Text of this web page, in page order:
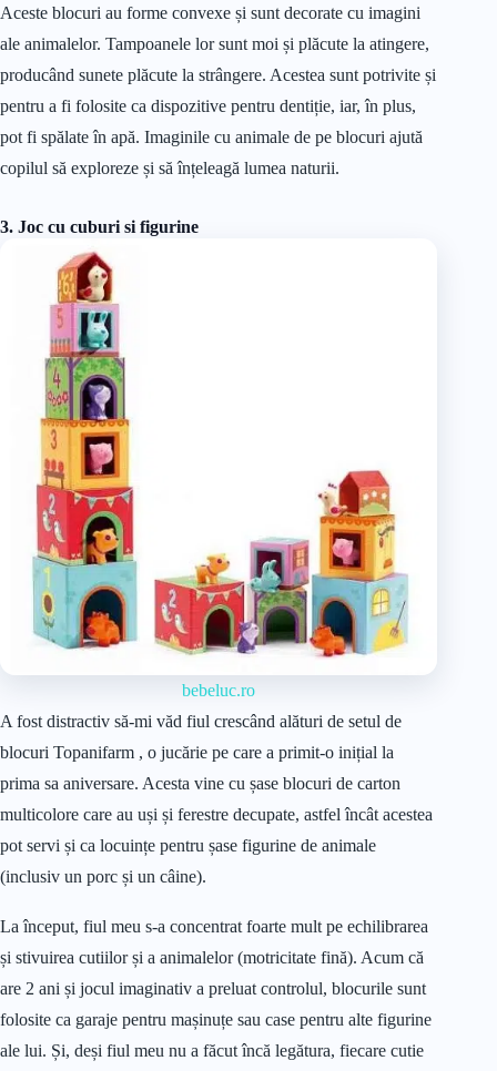
Aceste blocuri au forme convexe și sunt decorate cu imagini
ale animalelor. Tampoanele lor sunt moi și plăcute la atingere,
producând sunete plăcute la strângere. Acestea sunt potrivite și
pentru a fi folosite ca dispozitive pentru dentiție, iar, în plus,
pot fi spălate în apă. Imaginile cu animale de pe blocuri ajută
copilul să exploreze și să înțeleagă lumea naturii.
3. Joc cu cuburi si figurine
bebeluc.ro
A fost distractiv să-mi văd fiul crescând alături de setul de
blocuri Topanifarm , o jucărie pe care a primit-o inițial la
prima sa aniversare. Acesta vine cu șase blocuri de carton
multicolore care au uși și ferestre decupate, astfel încât acestea
pot servi și ca locuințe pentru șase figurine de animale
(inclusiv un porc și un câine).
La început, fiul meu s-a concentrat foarte mult pe echilibrarea
și stivuirea cutiilor și a animalelor (motricitate fină). Acum că
are 2 ani și jocul imaginativ a preluat controlul, blocurile sunt
folosite ca garaje pentru mașinuțe sau case pentru alte figurine
ale lui. Și, deși fiul meu nu a făcut încă legătura, fiecare cutie